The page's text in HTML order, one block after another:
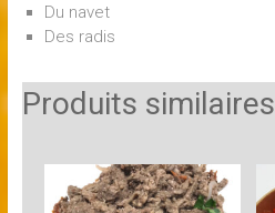
Du navet
Des radis
Produits similaires